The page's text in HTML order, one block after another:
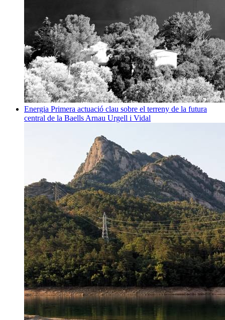
Energia Primera actuació clau sobre el terreny de la futura
central de la Baells Arnau Urgell i Vidal